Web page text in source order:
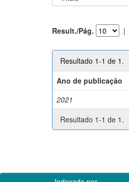
Result./Pág. |
Resultado 1-1 de 1.
Ano de publicação
2021
Resultado 1-1 de 1.